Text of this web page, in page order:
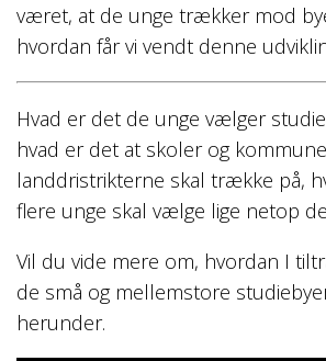
været, at de unge trækker mod
hvordan får vi vendt denne
Hvad er det de unge vælger
hvad er det at skoler og
landdristrikterne skal trække på,
flere unge skal vælge lige netop
Vil du vide mere om, hvordan I
de små og mellemstore
herunder.